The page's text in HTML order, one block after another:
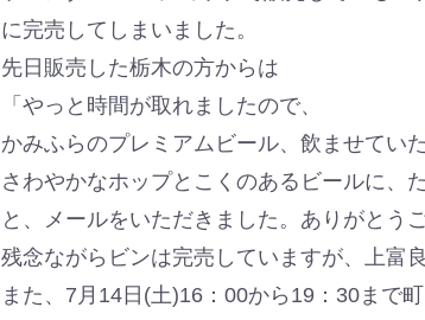
に完売してしまいました。
先日販売した栃木の方からは
「やっと時間が取れましたので、
かみふらのプレミアムビール、飲ませてい
さわやかなホップとこくのあるビールに、
と、メールをいただきました。ありがとう
残念ながらビンは完売していますが、上富
また、7月14日(土)16：00から19：30まで